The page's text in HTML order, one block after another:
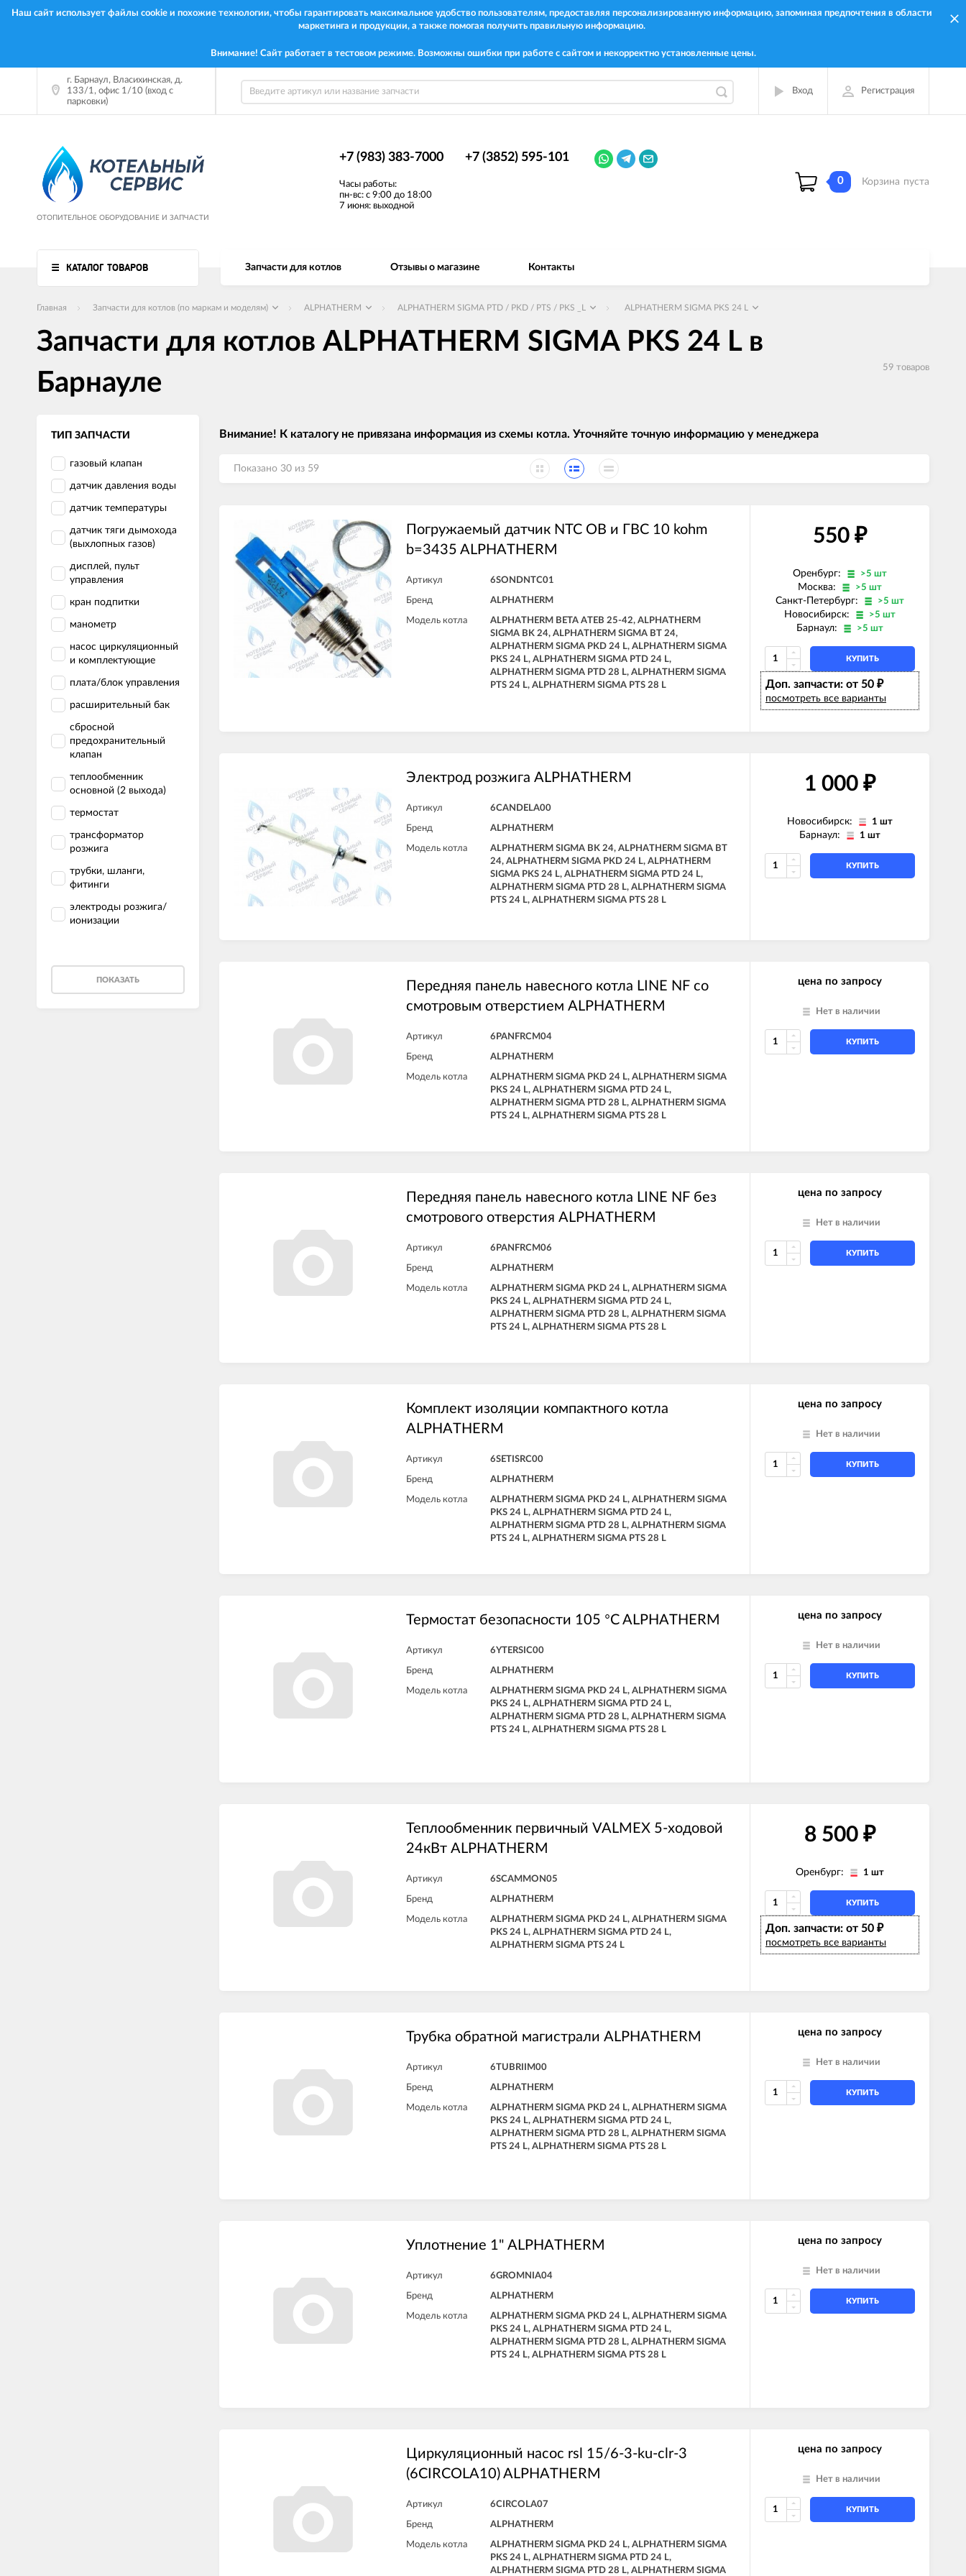
Наш сайт использует файлы cookie и похожие технологии, чтобы гарантировать максимальное удобство пользователям, предоставляя персонализированную информацию, запоминая предпочтения в области
маркетинга и продукции, а также помогая получить правильную информацию.
Внимание! Сайт работает в тестовом режиме. Возможны ошибки при работе с сайтом и некорректно установленные цены.
г. Барнаул, Власихинская, д.
133/1, офис 1/10 (вход с
парковки)
Вход Регистрация
ОТОПИТЕЛЬНОЕ ОБОРУДОВАНИЕ И ЗАПЧАСТИ
+7 (983) 383-7000 +7 (3852) 595-101
Часы работы:
пн-вс: с 9:00 до 18:00
7 июня: выходной
0 Корзина пуста
КАТАЛОГ ТОВАРОВ Запчасти для котлов Отзывы о магазине Контакты
Главная Запчасти для котлов (по маркам и моделям) ALPHATHERM ALPHATHERM SIGMA PTD / PKD / PTS / PKS _L ALPHATHERM SIGMA PKS 24 L
Запчасти для котлов ALPHATHERM SIGMA PKS 24 L в
Барнауле
59 товаров
ТИП ЗАПЧАСТИ
газовый клапан
датчик давления воды
датчик температуры
датчик тяги дымохода
(выхлопных газов)
дисплей, пульт
управления
кран подпитки
манометр
насос циркуляционный
и комплектующие
плата/блок управления
расширительный бак
сбросной
предохранительный
клапан
теплообменник
основной (2 выхода)
термостат
трансформатор
розжига
трубки, шланги,
фитинги
электроды розжига/
ионизации
ПОКАЗАТЬ
Внимание! К каталогу не привязана информация из схемы котла. Уточняйте точную информацию у менеджера
Показано 30 из 59
Погружаемый датчик NTC ОВ и ГВС 10 kohm
b=3435 ALPHATHERM
Артикул 6SONDNTC01
Бренд ALPHATHERM
Модель котла
ALPHATHERM BETA ATEB 25-42, ALPHATHERM
SIGMA BK 24, ALPHATHERM SIGMA BT 24,
ALPHATHERM SIGMA PKD 24 L, ALPHATHERM SIGMA
PKS 24 L, ALPHATHERM SIGMA PTD 24 L,
ALPHATHERM SIGMA PTD 28 L, ALPHATHERM SIGMA
PTS 24 L, ALPHATHERM SIGMA PTS 28 L
550 ₽
Оренбург: >5 шт
Москва: >5 шт
Санкт-Петербург: >5 шт
Новосибирск: >5 шт
Барнаул: >5 шт
КУПИТЬ
Доп. запчасти: от 50 ₽
посмотреть все варианты
Электрод розжига ALPHATHERM
Артикул 6CANDELA00
Бренд ALPHATHERM
Модель котла
ALPHATHERM SIGMA BK 24, ALPHATHERM SIGMA BT
24, ALPHATHERM SIGMA PKD 24 L, ALPHATHERM
SIGMA PKS 24 L, ALPHATHERM SIGMA PTD 24 L,
ALPHATHERM SIGMA PTD 28 L, ALPHATHERM SIGMA
PTS 24 L, ALPHATHERM SIGMA PTS 28 L
1 000 ₽
Новосибирск: 1 шт
Барнаул: 1 шт
КУПИТЬ
Передняя панель навесного котла LINE NF со
смотровым отверстием ALPHATHERM
Артикул 6PANFRCM04
Бренд ALPHATHERM
Модель котла
ALPHATHERM SIGMA PKD 24 L, ALPHATHERM SIGMA
PKS 24 L, ALPHATHERM SIGMA PTD 24 L,
ALPHATHERM SIGMA PTD 28 L, ALPHATHERM SIGMA
PTS 24 L, ALPHATHERM SIGMA PTS 28 L
цена по запросу
Нет в наличии
КУПИТЬ
Передняя панель навесного котла LINE NF без
смотрового отверстия ALPHATHERM
Артикул 6PANFRCM06
Бренд ALPHATHERM
Модель котла
ALPHATHERM SIGMA PKD 24 L, ALPHATHERM SIGMA
PKS 24 L, ALPHATHERM SIGMA PTD 24 L,
ALPHATHERM SIGMA PTD 28 L, ALPHATHERM SIGMA
PTS 24 L, ALPHATHERM SIGMA PTS 28 L
цена по запросу
Нет в наличии
КУПИТЬ
Комплект изоляции компактного котла
ALPHATHERM
Артикул 6SETISRC00
Бренд ALPHATHERM
Модель котла
ALPHATHERM SIGMA PKD 24 L, ALPHATHERM SIGMA
PKS 24 L, ALPHATHERM SIGMA PTD 24 L,
ALPHATHERM SIGMA PTD 28 L, ALPHATHERM SIGMA
PTS 24 L, ALPHATHERM SIGMA PTS 28 L
цена по запросу
Нет в наличии
КУПИТЬ
Термостат безопасности 105 °C ALPHATHERM
Артикул 6YTERSIC00
Бренд ALPHATHERM
Модель котла
ALPHATHERM SIGMA PKD 24 L, ALPHATHERM SIGMA
PKS 24 L, ALPHATHERM SIGMA PTD 24 L,
ALPHATHERM SIGMA PTD 28 L, ALPHATHERM SIGMA
PTS 24 L, ALPHATHERM SIGMA PTS 28 L
цена по запросу
Нет в наличии
КУПИТЬ
Теплообменник первичный VALMEX 5-ходовой
24кВт ALPHATHERM
Артикул 6SCAMMON05
Бренд ALPHATHERM
Модель котла
ALPHATHERM SIGMA PKD 24 L, ALPHATHERM SIGMA
PKS 24 L, ALPHATHERM SIGMA PTD 24 L,
ALPHATHERM SIGMA PTS 24 L
8 500 ₽
Оренбург: 1 шт
КУПИТЬ
Доп. запчасти: от 50 ₽
посмотреть все варианты
Трубка обратной магистрали ALPHATHERM
Артикул 6TUBRIIM00
Бренд ALPHATHERM
Модель котла
ALPHATHERM SIGMA PKD 24 L, ALPHATHERM SIGMA
PKS 24 L, ALPHATHERM SIGMA PTD 24 L,
ALPHATHERM SIGMA PTD 28 L, ALPHATHERM SIGMA
PTS 24 L, ALPHATHERM SIGMA PTS 28 L
цена по запросу
Нет в наличии
КУПИТЬ
Уплотнение 1" ALPHATHERM
Артикул 6GROMNIA04
Бренд ALPHATHERM
Модель котла
ALPHATHERM SIGMA PKD 24 L, ALPHATHERM SIGMA
PKS 24 L, ALPHATHERM SIGMA PTD 24 L,
ALPHATHERM SIGMA PTD 28 L, ALPHATHERM SIGMA
PTS 24 L, ALPHATHERM SIGMA PTS 28 L
цена по запросу
Нет в наличии
КУПИТЬ
Циркуляционный насос rsl 15/6-3-ku-clr-3
(6CIRCOLA10) ALPHATHERM
Артикул 6CIRCOLA07
Бренд ALPHATHERM
Модель котла
ALPHATHERM SIGMA PKD 24 L, ALPHATHERM SIGMA
PKS 24 L, ALPHATHERM SIGMA PTD 24 L,
ALPHATHERM SIGMA PTD 28 L, ALPHATHERM SIGMA
цена по запросу
Нет в наличии
КУПИТЬ